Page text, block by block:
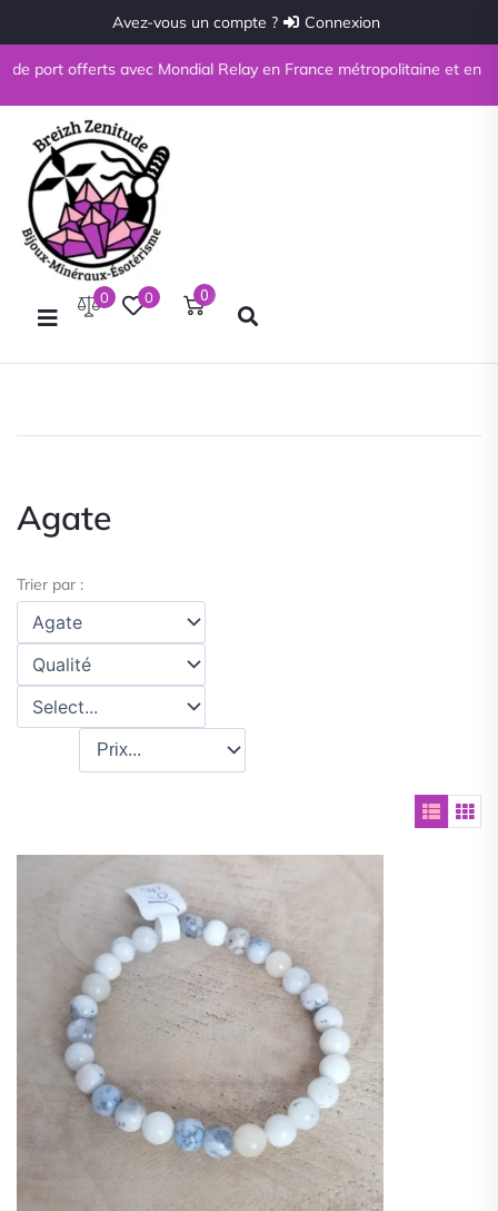
Avez-vous un compte ? Connexion
port offerts avec Mondial Relay en France métropolitaine et en
0 0 0
Agate
Trier par :